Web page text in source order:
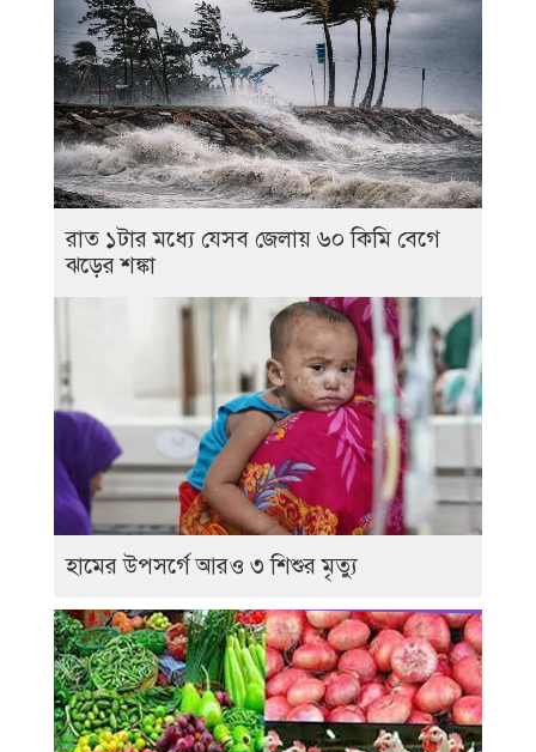
রাত ১টার মধ্যে যেসব জেলায় ৬০ কিমি বেগে
ঝড়ের শঙ্কা
হামের উপসর্গে আরও ৩ শিশুর মৃত্যু